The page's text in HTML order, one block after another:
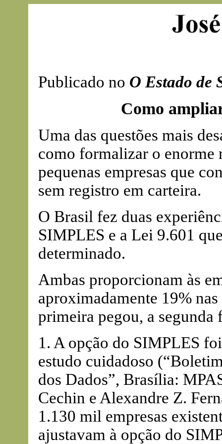
Publicado no O Estado de
Como
Uma das questões mais
como formalizar o enorme
pequenas empresas que
sem registro em carteira.
O Brasil fez duas
SIMPLES e a Lei 9.601
determinado.
Ambas proporcionam às
aproximadamente 19%
primeira pegou, a segunda
1. A opção do SIMPLES
estudo cuidadoso
dos Dados”, Brasília:
Cechin e Alexandre Z.
1.130 mil empresas
ajustavam à opção do